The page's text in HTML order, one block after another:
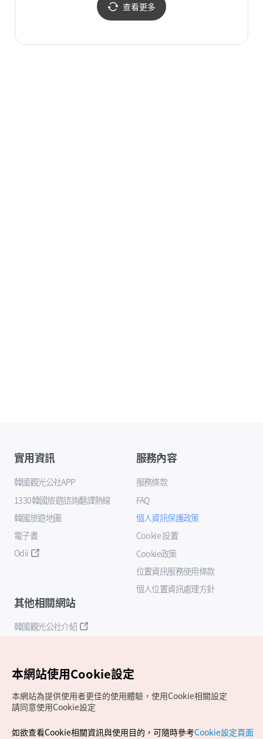
查看更多
實用資訊
韓國觀光公社APP
1330韓國旅遊諮詢翻譯熱線
韓國旅遊地圖
電子書
Odii
服務內容
服務條款
FAQ
個人資訊保護政策
Cookie 設置
Cookie政策
位置資訊服務使用條款
個人位置資訊處理方針
其他相關網站
韓國觀光公社介紹
本網站使用Cookie設定
本網站為提供使用者更佳的使用體驗，使用Cookie相關設定
請同意使用Cookie設定
如欲查看Cookie相關資訊與使用目的，可隨時參考Cookie設定頁面